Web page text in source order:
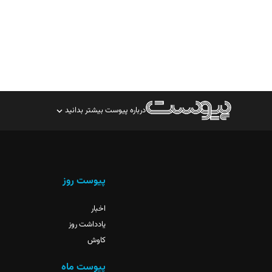
درباره پیوست بیشتر بدانید
پیوست روز
اخبار
یادداشت روز
کاوش
پیوست ماه